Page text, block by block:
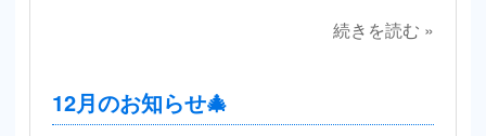
続きを読む »
12月のお知らせ🎄